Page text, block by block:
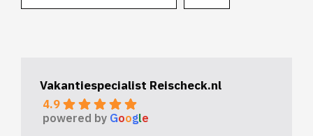
Vakantiespecialist Reischeck.nl
4.9
powered by Google